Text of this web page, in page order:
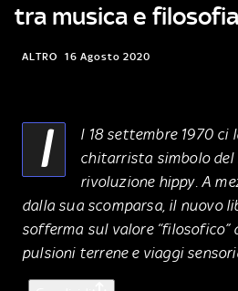
tra musica e filosofia
ALTRO 16 Agosto 2020
I
l 18 settembre 1970 ci
chitarrista simbolo del
rivoluzione hippy. A
dalla sua scomparsa, il nuovo
sofferma sul valore “filosofico”
pulsioni terrene e viaggi